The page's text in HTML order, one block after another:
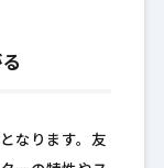
なります。友